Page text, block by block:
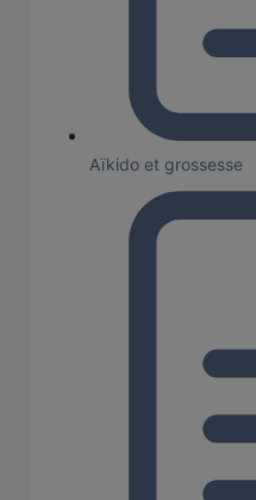
Aïkido et grossesse